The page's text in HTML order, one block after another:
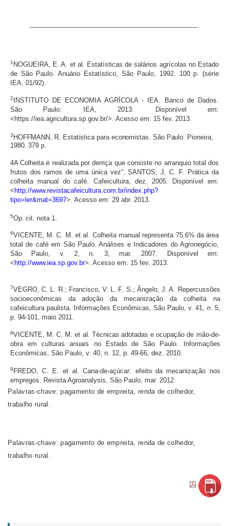
1 NOGUEIRA, E. A. et al. Estatísticas de salários agrícolas no Estado
de São Paulo. Anuário Estatístico, São Paulo, 1992. 100 p. (série
IEA, 01/92).
2
INSTITUTO DE ECONOMIA AGRÍCOLA - IEA. Banco de Dados.
São Paulo: IEA, 2013. Disponível em:
<https://iea.agricultura.sp.gov.br/>. Acesso em: 15 fev. 2013.
3 HOFFMANN, R. Estatística para economistas. São Paulo: Pioneira,
1980. 379 p.
4A Colheita é realizada por derriça que consiste no arranquio total dos
frutos dos ramos de uma única vez”. SANTOS, J. C. F. Prática da
colheita manual do café. Cafeicultura, dez. 2005. Disponível em:
< http://www.revistacafeicultura.com.br/index.php?
tipo=ler&mat=3697>. Acesso em: 29 abr. 2013.
5Op. cit. nota 1.
6VICENTE, M. C. M. et al. Colheita manual representa 75,6% da área
total de café em São Paulo. Análises e Indicadores do Agronegócio,
São Paulo, v. 2, n. 3, mar. 2007. Disponível em:
< http://www.iea.sp.gov.br>. Acesso em: 15 fev. 2013.
7VEGRO, C. L. R.; Francisco, V. L. F. S.; Ângelo, J. A. Repercussões
socioeconômicas da adoção da mecani­zação da colheita na
cafeicultura paulista. Informações Econômicas, São Paulo, v. 41, n. 5,
p. 94-101, maio 2011.
8VICENTE, M. C. M. et al. Técnicas adotadas e ocupação de mão-de-
obra em culturas anuais no Estado de São Paulo. Informações
Econômicas, São Paulo, v. 40, n. 12, p. 49-66, dez. 2010.
9FREDO, C. E. et al. Cana-de-açúcar: efeito da mecanização nos
empregos. Revista Agroanalysis, São Paulo, mar. 2012.
Palavras-chave: pagamento de empreita, renda de colhedor,
trabalho rural.
Palavras-chave: pagamento de empreita, renda de colhedor,
trabalho rural.